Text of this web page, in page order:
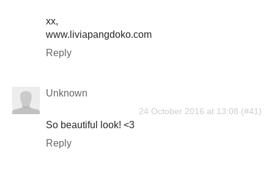
xx,
www.liviapangdoko.com
Reply
Unknown
24 October 2016 at 13:08
So beautiful look! <3
Reply